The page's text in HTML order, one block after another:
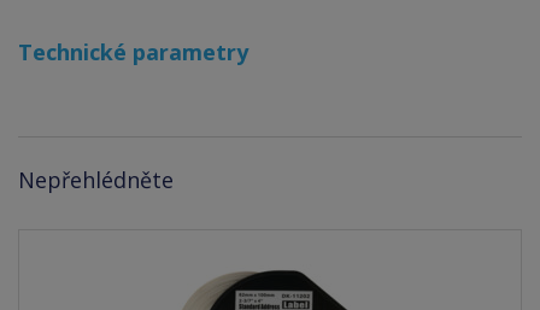
Technické parametry
Nepřehlédněte